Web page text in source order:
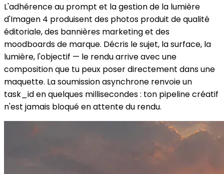
L'adhérence au prompt et la gestion de la lumière
d'Imagen 4 produisent des photos produit de qualité
éditoriale, des bannières marketing et des
moodboards de marque. Décris le sujet, la surface, la
lumière, l'objectif — le rendu arrive avec une
composition que tu peux poser directement dans une
maquette. La soumission asynchrone renvoie un
task_id en quelques millisecondes : ton pipeline créatif
n'est jamais bloqué en attente du rendu.